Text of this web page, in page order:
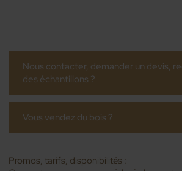
Nous contacter, demander un devis,
des échantillons ?
Vous vendez du bois ?
Promos, tarifs, disponibilités :